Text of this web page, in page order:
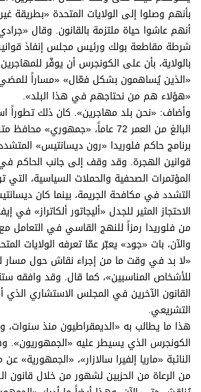
كاريكتير
برامج
عدد اليوم
مواقيت الصلاة
الأحوال الجوية
بأنهم وصلوا إلى الولايات المتحدة «بطريقة
أنهم عاشوا حياة ملتزمة بالقانون. وقال
شرطة مقاطعة بولك ورئيس مجلس إنفاذ
بالولاية، بأن على الكونجرس أن يوفّر
«الذين يُساهمون بشكل فعّال» «مساراً
«هؤلاء هم من نحتاجهم في هذا البلد».
وأضاف: «نحن بلد مهاجرين». كان ذلك تطوراً
البالغ من العمر 72 عاماً،
برنامج حاكم فلوريدا «رون ديسانتيس»
قوانين الهجرة. وقد وقف إلى جانب الحاكم
المؤتمرات الصحفية والحملات السياسية، التي
التشدد في مكافحة الجريمة، بينما كان
الاحتجاز المثير للجدل «أليجاتور ألكاتراز» في
من فلوريدا رمزاً للنهج القاسي في التعامل
والآن، بات «جود» يعبّر عمّا تعرفه الولايات
«لا بد في وقت ما من إجراء نقاش حول مسار
للأشخاص المناسبين»، كما قال. وقد وافقه
القانون الآخرين في المجلس الاستشاري الذي
التشريعي.
هذا ما يطالب به «الديمقراطيون منذ سنوات،
الكونجرس الذي يسيطر عليه «الجمهوريون».
النائبة «ماريا إلفيرا سالازار»، «الجمهورية»
من الرعاة من الحزبين لشهور من خلال قانون